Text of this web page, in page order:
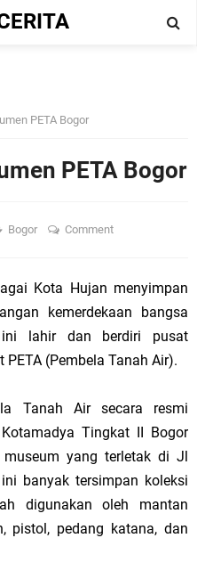
PETA Bogor
PETA Bogor
Bogor Comment
Kota Hujan menyimpan
kemerdekaan bangsa
lahir dan berdiri pusat
(Pembela Tanah Air).
Tanah Air secara resmi
Tingkat II Bogor
yang terletak di Jl
banyak tersimpan koleksi
digunakan oleh mantan
pistol, pedang katana, dan